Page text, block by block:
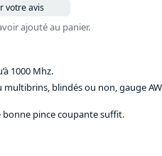
votre avis
ajouté au panier.
1000 Mhz.
blindés ou non, gauge
bonne pince coupante suffit.